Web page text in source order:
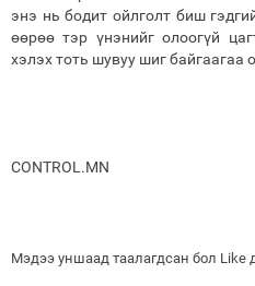
энэ нь бодит ойлголт биш
өөрөө тэр үнэнийг олоогүй
хэлэх тоть шувуу шиг байгаагаа
CONTROL.MN
Мэдээ уншаад таалагдсан бол Like